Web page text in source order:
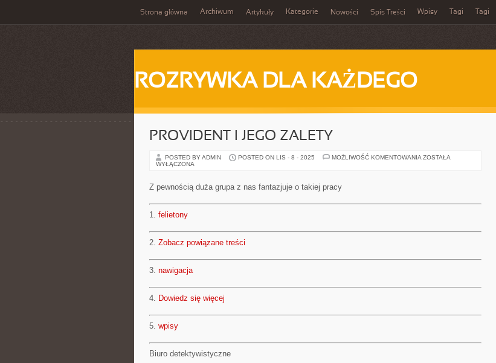
Strona główna Archiwum Artykuły Kategorie Nowości Spis Treści Wpisy Tagi Tagi
ROZRYWKA DLA KAŻDEGO
PROVIDENT I JEGO ZALETY
POSTED BY ADMIN POSTED ON LIS - 8 - 2025 MOŻLIWOŚĆ KOMENTOWANIA PROVIDENT
ZOSTAŁA
WYŁĄCZONA
Z pewnością duża grupa z nas fantazjuje o takiej pracy
1. felietony
2. Zobacz powiązane treści
3. nawigacja
4. Dowiedz się więcej
5. wpisy
Biuro detektywistyczne